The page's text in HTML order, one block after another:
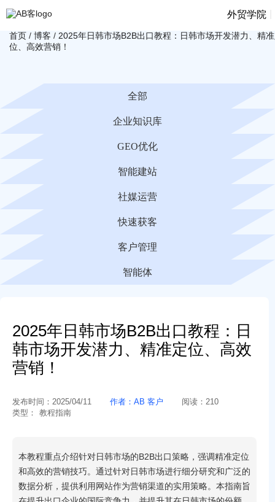
外贸学院
首页 / 博客 / 2025年日韩市场B2B出口教程：日韩市场开发潜力、精
位、高效营销！
全部
企业知识库
GEO优化
智能建站
社媒运营
快速获客
客户管理
智能体
2025年日韩市场B2B出口教程：日
韩市场开发潜力、精准定位、高效
营销！
发布时间： 2025/04/11 作者： AB 客户 阅读： 210
类型：
教程指南
本教程重点介绍针对日韩市场的B2B出口策略，强调精准定位
和高效的营销技巧。通过针对日韩市场进行细分研究和广泛的
数据分析，提供利用网站作为营销渠道的实用策略。本指南旨